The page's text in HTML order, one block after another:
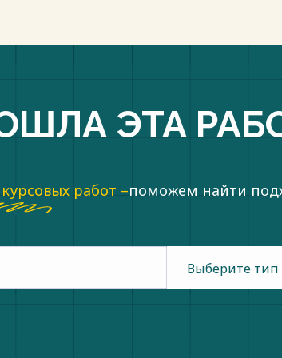
ЭТА
работ –поможем найти
Выберите тип